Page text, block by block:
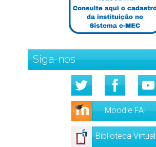
Siga-nos
Moodle FAI
Biblioteca Virtual